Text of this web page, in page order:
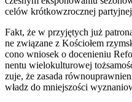
celów krót­ko­wzrocz­nej
Fakt, że w przy­ję­tych już
ne zwią­za­ne z Kościo­łem
co­no wnio­sek o doce­nie­niu
nen­tu wie­lo­kul­tu­ro­wej
zu­je, że zasa­da
władz do mniej­szo­ści